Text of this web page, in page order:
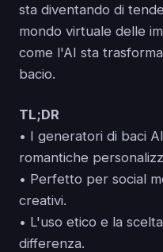
sta diventando di
mondo virtuale delle
come l'AI sta
bacio.
TL;DR
• I generatori di baci
romantiche
• Perfetto per social
creativi.
• L'uso etico e la
differenza.